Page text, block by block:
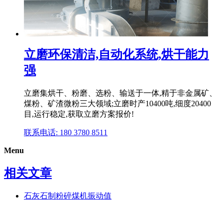
立磨环保清洁,自动化系统,烘干能力
强
立磨集烘干、粉磨、选粉、输送于一体,精于非金属矿、
煤粉、矿渣微粉三大领域;立磨时产10400吨,细度20400
目,运行稳定,获取立磨方案报价!
联系电话: 180 3780 8511
Menu
相关文章
石灰石制粉碎煤机振动值